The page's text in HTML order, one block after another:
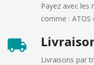
Payez avec les
comme : ATOS
Livraisons par